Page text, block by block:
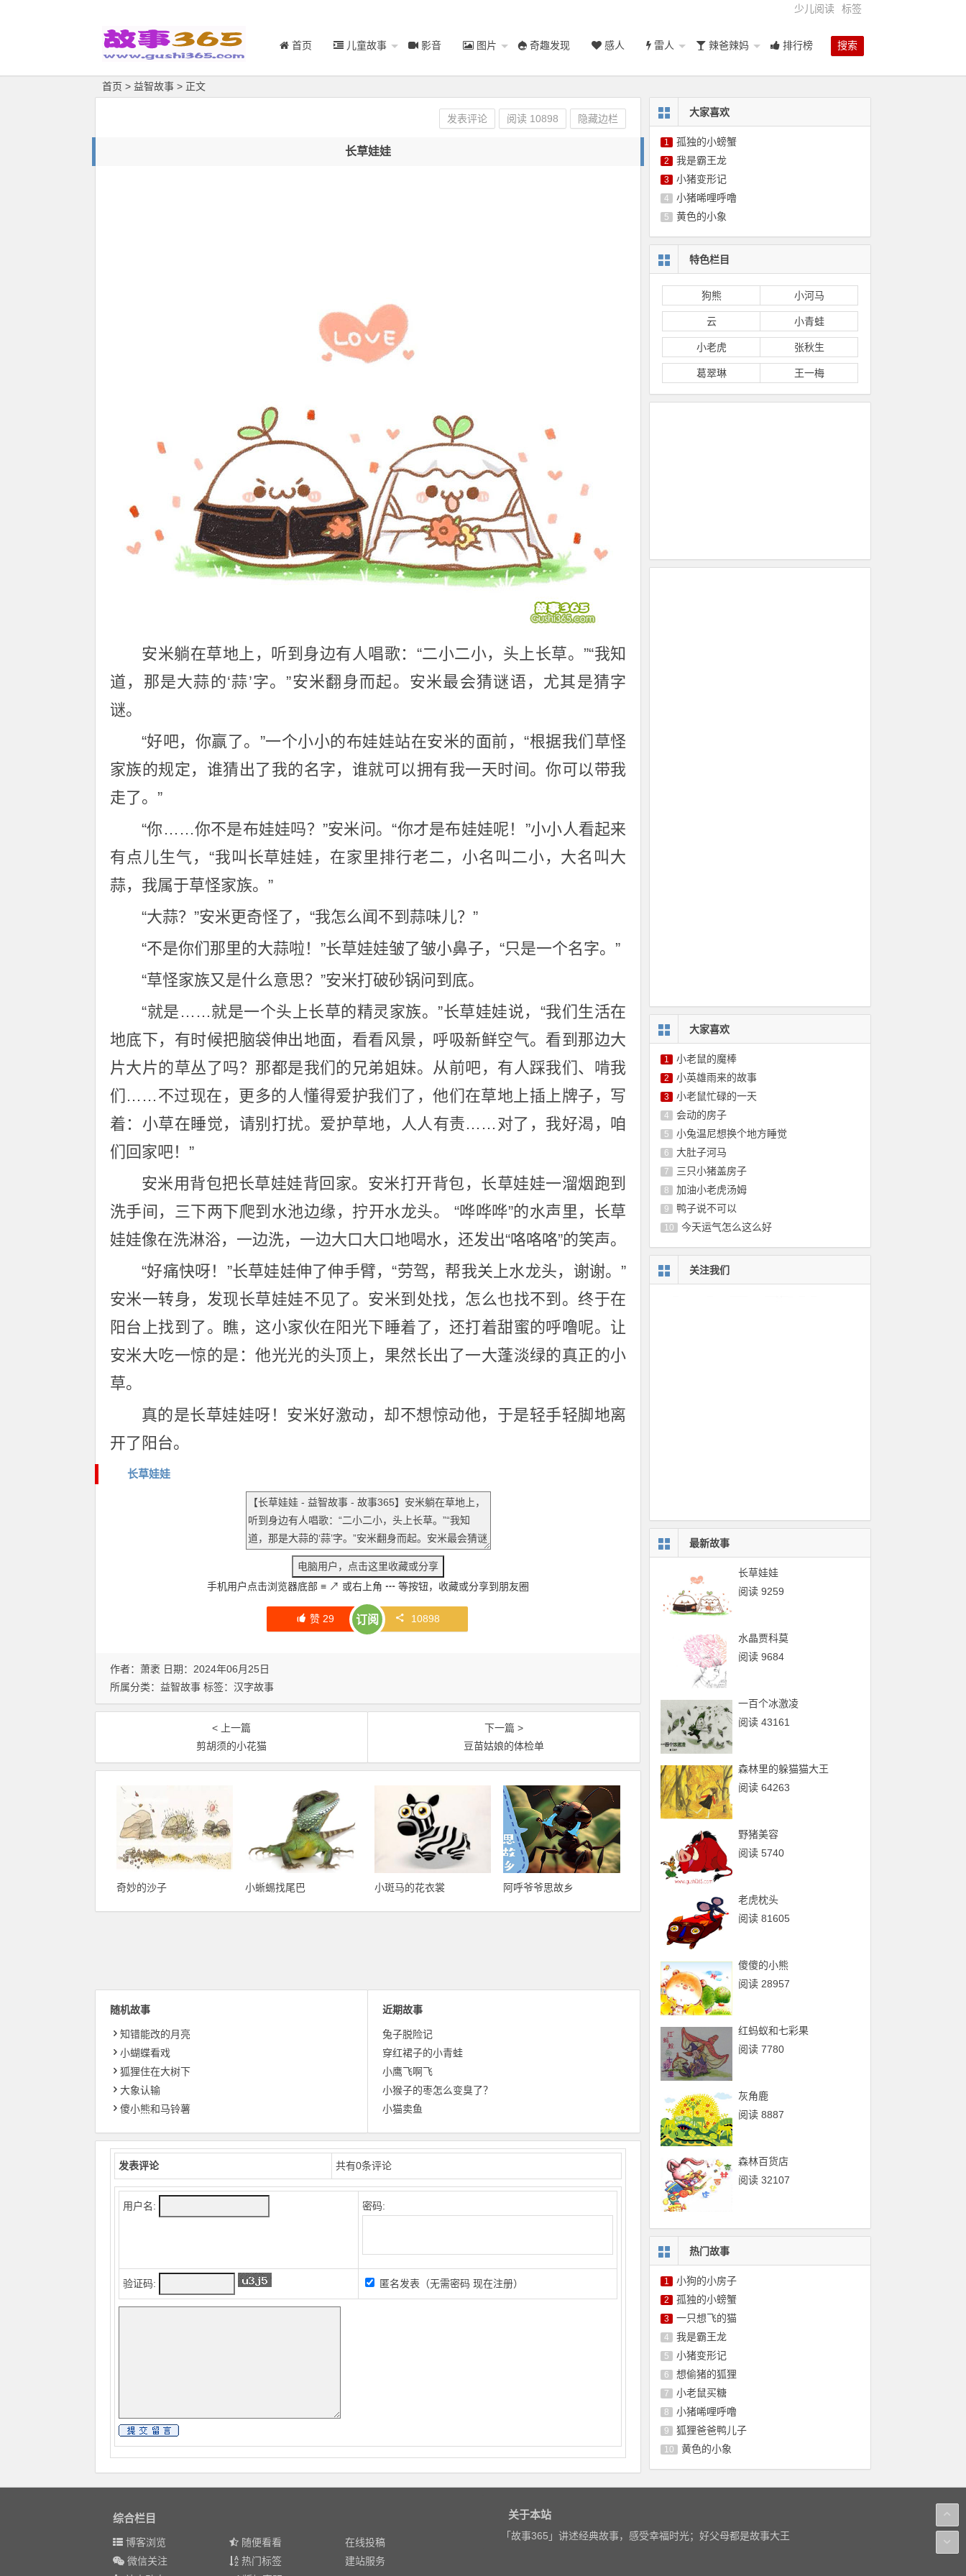
少儿阅读 标签
搜索
首页 儿童故事 影音 图片 奇趣发现 感人 雷人 辣爸辣妈 排行榜
首页 > 益智故事 > 正文
长草娃娃
安米躺在草地上，听到身边有人唱歌：“二小二小，头上长草。”“我知
道，那是大蒜的‘蒜’字。”安米翻身而起。安米最会猜谜语，尤其是猜字
谜。
“好吧，你赢了。”一个小小的布娃娃站在安米的面前，“根据我们草怪
家族的规定，谁猜出了我的名字，谁就可以拥有我一天时间。你可以带我
走了。”
“你……你不是布娃娃吗？”安米问。“你才是布娃娃呢！”小小人看起来
有点儿生气，“我叫长草娃娃，在家里排行老二，小名叫二小，大名叫大
蒜，我属于草怪家族。”
“大蒜？”安米更奇怪了，“我怎么闻不到蒜味儿？”
“不是你们那里的大蒜啦！”长草娃娃皱了皱小鼻子，“只是一个名字。”
“草怪家族又是什么意思？”安米打破砂锅问到底。
“就是……就是一个头上长草的精灵家族。”长草娃娃说，“我们生活在
地底下，有时候把脑袋伸出地面，看看风景，呼吸新鲜空气。看到那边大
片大片的草丛了吗？那都是我们的兄弟姐妹。从前吧，有人踩我们、啃我
们……不过现在，更多的人懂得爱护我们了，他们在草地上插上牌子，写
着：小草在睡觉，请别打扰。爱护草地，人人有责……对了，我好渴，咱
们回家吧！”
安米用背包把长草娃娃背回家。安米打开背包，长草娃娃一溜烟跑到
洗手间，三下两下爬到水池边缘，拧开水龙头。 “哗哗哗”的水声里，长草
娃娃像在洗淋浴，一边洗，一边大口大口地喝水，还发出“咯咯咯”的笑声。
“好痛快呀！”长草娃娃伸了伸手臂，“劳驾，帮我关上水龙头，谢谢。”
安米一转身，发现长草娃娃不见了。安米到处找，怎么也找不到。终于在
阳台上找到了。瞧，这小家伙在阳光下睡着了，还打着甜蜜的呼噜呢。让
安米大吃一惊的是：他光光的头顶上，果然长出了一大蓬淡绿的真正的小
草。
真的是长草娃娃呀！安米好激动，却不想惊动他，于是轻手轻脚地离
开了阳台。
长草娃娃
手机用户点击浏览器底部 ≡ ↗ 或右上角 ┅等按钮，收藏或分享到朋友圈
赞 29 订阅 10898
发表评论 阅读 10898 隐藏边栏
作者：萧袤 日期：2024年06月25日
所属分类： 益智故事 标签： 汉字故事
< 上一篇
剪胡须的小花猫
下一篇 >
豆苗姑娘的体检单
奇妙的沙子 小蜥蜴找尾巴 小斑马的花衣裳 阿呼爷爷思故乡
随机故事
知错能改的月亮
小蝴蝶看戏
狐狸住在大树下
大象认输
傻小熊和马铃薯
近期故事
兔子脱险记
穿红裙子的小青蛙
小鹰飞啊飞
小猴子的枣怎么变臭了？
小猫卖鱼
发表评论 共有0条评论
用户名: 密码:
验证码: 匿名发表（无需密码 现在注册）
大家喜欢
1 孤独的小螃蟹
2 我是霸王龙
3 小猪变形记
4 小猪唏哩呼噜
5 黄色的小象
特色栏目
狗熊 小河马
云 小青蛙
小老虎 张秋生
葛翠琳 王一梅
大家喜欢
1 小老鼠的魔棒
2 小英雄雨来的故事
3 小老鼠忙碌的一天
4 会动的房子
5 小兔温尼想换个地方睡觉
6 大肚子河马
7 三只小猪盖房子
8 加油小老虎汤姆
9 鸭子说不可以
10 今天运气怎么这么好
关注我们
最新故事
长草娃娃
阅读 9259
水晶贾科莫
阅读 9684
一百个冰激凌
阅读 43161
森林里的躲猫猫大王
阅读 64263
野猪美容
阅读 5740
老虎枕头
阅读 81605
傻傻的小熊
阅读 28957
红蚂蚁和七彩果
阅读 7780
灰角鹿
阅读 8887
森林百货店
阅读 32107
热门故事
1 小狗的小房子
2 孤独的小螃蟹
3 一只想飞的猫
4 我是霸王龙
5 小猪变形记
6 想偷猪的狐狸
7 小老鼠买糖
8 小猪唏哩呼噜
9 狐狸爸爸鸭儿子
10 黄色的小象
综合栏目
博客浏览 随便看看
在线投稿
微信关注
热门标签
建站服务
关于本站
「故事365」讲述经典故事，感受幸福时光；好父母都是故事大王